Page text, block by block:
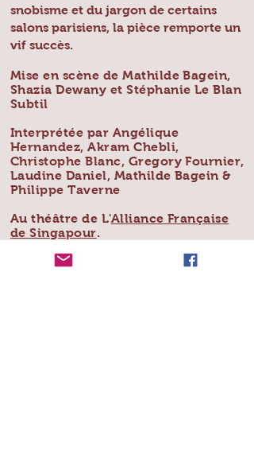
snobisme et du jargon de certains
salons parisiens, la pièce remporte un
vif succès.
Mise en scène de Mathilde Bagein,
Shazia Dewany et Stéphanie Le Blan
Subtil
Interprétée par Angélique
Hernandez, Akram Chebli,
Christophe Blanc, Gregory Fournier,
Laudine Daniel, Mathilde Bagein &
Philippe Taverne
Au théâtre de L'Alliance Française
de Singapour.
Programme : cliquez